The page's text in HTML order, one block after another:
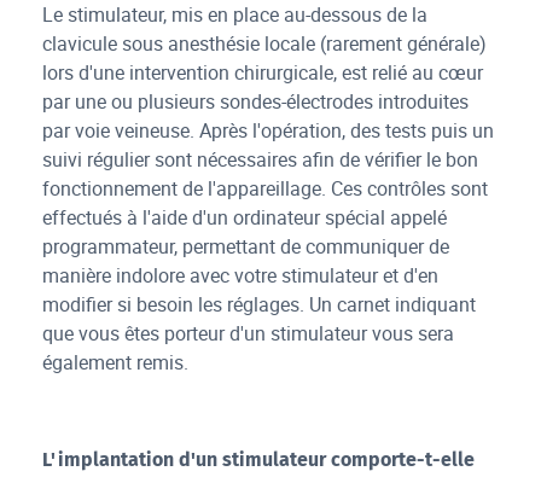
Le stimulateur, mis en place au-dessous de la
clavicule sous anesthésie locale (rarement générale)
lors d'une intervention chirurgicale, est relié au cœur
par une ou plusieurs sondes-électrodes introduites
par voie veineuse. Après l'opération, des tests puis un
suivi régulier sont nécessaires afin de vérifier le bon
fonctionnement de l'appareillage. Ces contrôles sont
effectués à l'aide d'un ordinateur spécial appelé
programmateur, permettant de communiquer de
manière indolore avec votre stimulateur et d'en
modifier si besoin les réglages. Un carnet indiquant
que vous êtes porteur d'un stimulateur vous sera
également remis.
L'implantation d'un stimulateur comporte-t-elle